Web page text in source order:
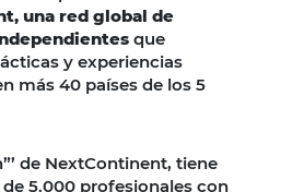
una red global de
que
y experiencias
más 40 países de los 5
de NextContinent, tiene
5.000 profesionales con